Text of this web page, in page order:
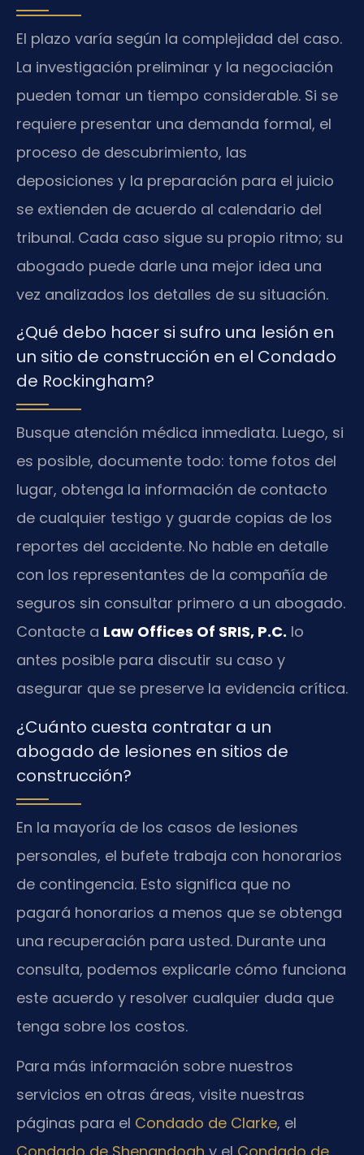
El plazo varía según la complejidad del caso.
La investigación preliminar y la negociación
pueden tomar un tiempo considerable. Si se
requiere presentar una demanda formal, el
proceso de descubrimiento, las
deposiciones y la preparación para el juicio
se extienden de acuerdo al calendario del
tribunal. Cada caso sigue su propio ritmo; su
abogado puede darle una mejor idea una
vez analizados los detalles de su situación.
¿Qué debo hacer si sufro una lesión en
un sitio de construcción en el Condado
de Rockingham?
Busque atención médica inmediata. Luego, si
es posible, documente todo: tome fotos del
lugar, obtenga la información de contacto
de cualquier testigo y guarde copias de los
reportes del accidente. No hable en detalle
con los representantes de la compañía de
seguros sin consultar primero a un abogado.
Contacte a Law Offices Of SRIS, P.C. lo
antes posible para discutir su caso y
asegurar que se preserve la evidencia crítica.
¿Cuánto cuesta contratar a un
abogado de lesiones en sitios de
construcción?
En la mayoría de los casos de lesiones
personales, el bufete trabaja con honorarios
de contingencia. Esto significa que no
pagará honorarios a menos que se obtenga
una recuperación para usted. Durante una
consulta, podemos explicarle cómo funciona
este acuerdo y resolver cualquier duda que
tenga sobre los costos.
Para más información sobre nuestros
servicios en otras áreas, visite nuestras
páginas para el Condado de Clarke, el